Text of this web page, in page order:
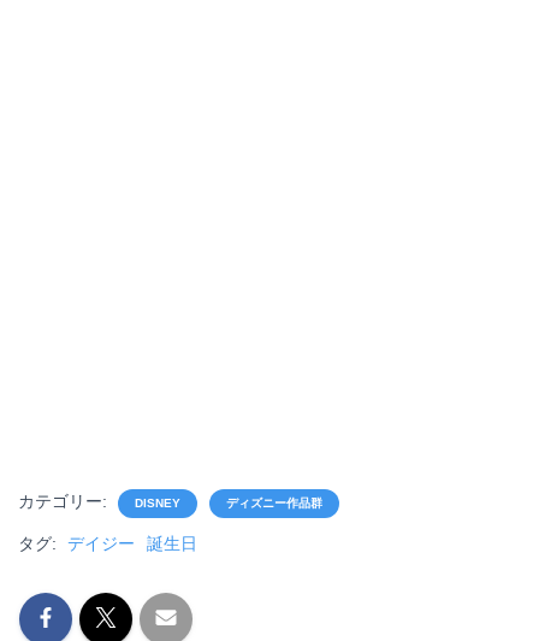
カテゴリー: DISNEY ディズニー作品群
タグ: デイジー 誕生日